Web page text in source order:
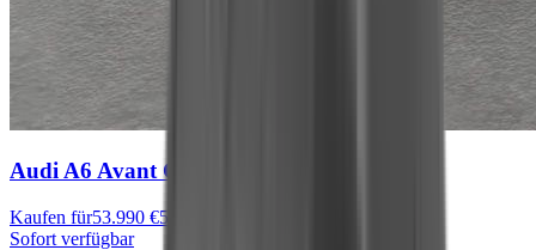
Audi A6 Avant C
Kaufen für53.990 €56.990 €
Sofort verfügbar